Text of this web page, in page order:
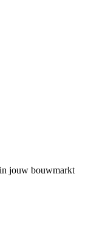
in jouw bouwmarkt